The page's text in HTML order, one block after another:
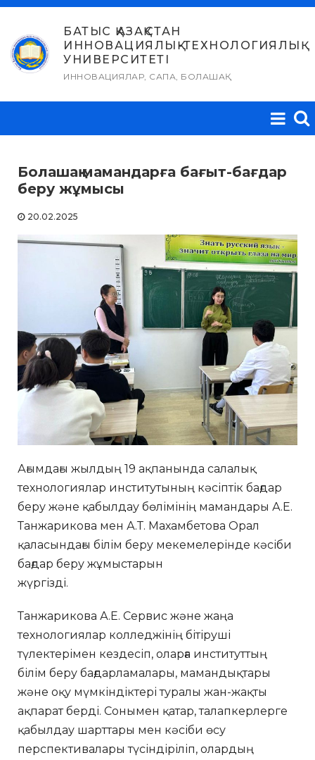
Skip
content
БАТЫС ҚАЗАҚСТАН
ИННОВАЦИЯЛЫҚ-ТЕХНОЛОГИЯЛЫҚ
УНИВЕРСИТЕТІ
ИННОВАЦИЯЛАР, САПА, БОЛАШАҚ
Болашақ мамандарға бағыт-бағдар
беру жұмысы
20.02.2025
Ағымдағы жылдың 19 ақпанында cалалық
технологиялар институтының кәсіптік бағдар
беру және қабылдау бөлімінің мамандары А.Е.
Танжарикова мен А.Т. Махамбетова Орал
қаласындағы білім беру мекемелерінде кәсіби
бағдар беру жұмыстарын
жүргізді.
Танжарикова А.Е. Сервис және жаңа
технологиялар колледжінің бітіруші
түлектерімен кездесіп, оларға институттың
білім беру бағдарламалары, мамандықтары
және оқу мүмкіндіктері туралы жан-жақты
ақпарат берді. Сонымен қатар, талапкерлерге
қабылдау шарттары мен кәсіби өсу
перспективалары түсіндіріліп, олардың